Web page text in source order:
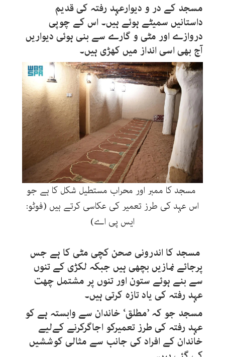
مسجد کے در و دیوارعہد رفتہ کی قدیم
داستانیں سمیٹے ہوئے ہیں۔ اس کے چوپی
دروازے اور مٹی و گارے سے بنی ہوئی دیواریں
آج بھی اسی انداز میں کھڑی ہیں۔
مسجد کا ممبر اور محراب مستطیل شکل کا ہے جو
اس عہد کی طرز تعمیر کی عکاسی کرتے ہیں (فوٹو:
ایس پی اے)
مسجد کا اندرونی صحن کچی مٹی کا ہے جس
پرجائے نمازیں بچھی ہیں جبکہ لکڑی کے تنوں
سے بنے ہوئے ستون اور تنوں پر مشتمل چھت
عہد رفتہ کی یاد تازہ کرتی ہیں۔
مسجد جو کہ ’مطلق‘ خاندان سے وابستہ ہے کو
عہد رفتہ کی طرز تعمیرکو اجاگرکرنے کےلیے
خاندان کے افراد کی جانب سے مثالی کوششیں